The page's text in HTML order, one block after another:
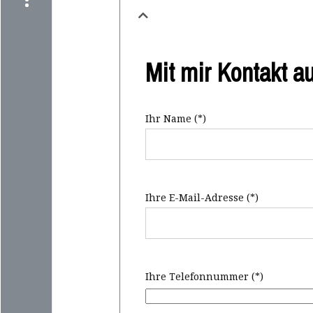
Mit mir Kontakt
Ihr Name (*)
Ihre E-Mail-Adresse (*)
Ihre Telefonnummer (*)